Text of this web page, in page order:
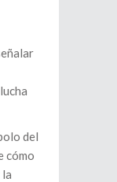
del
cómo